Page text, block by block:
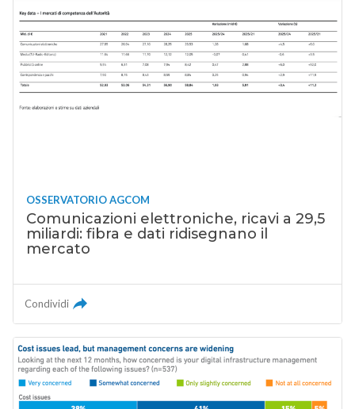
OSSERVATORIO AGCOM
Comunicazioni elettroniche, ricavi a 29,5
miliardi: fibra e dati ridisegnano il
mercato
Condividi